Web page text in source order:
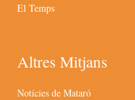
El Temps
Altres Mitjans
Notícies de Mataró